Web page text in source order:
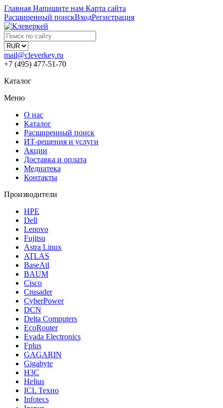
Главная Напишите нам Карта сайта
Расширенный поискВходРегистрация
mail@cleverkey.ru
+7 (495) 477-51-70
Каталог
Меню
О нас
Каталог
Расширенный поиск
ИТ-решения и услуги
Акции
Доставка и оплата
Медиатека
Контакты
Производители
HPE
Dell
Lenovo
Fujitsu
Astra Linux
ATLAS
BaseAtl
BAUM
Cisco
Crusader
CyberPower
DCN
Delta Computers
EcoRouter
Evada Electronics
Fplus
GAGARIN
Gigabyte
H3C
Helius
ICL Техно
Infotecs